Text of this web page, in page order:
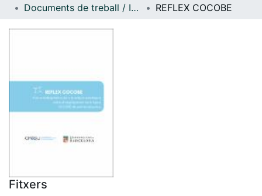
Documents de treball / Informes (Grup de Recerca sobre Intervencions Socioeducatives en la Infància i la Joventut (GRISIJ))
REFLEX COCOBE
Fitxers